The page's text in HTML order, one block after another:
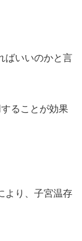
ばいいのかと言
ることが効果
より、子宮温存